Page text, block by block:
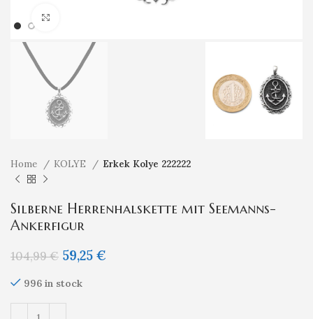
Home KOLYE Erkek Kolye 222222
Silberne Herrenhalskette mit Seemanns-
Ankerfigur
104,99€ 59,25 €
996 in stock